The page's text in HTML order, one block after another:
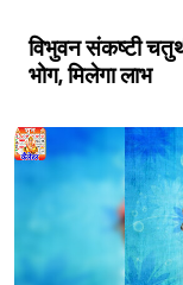
विभुवन संकष्टी
भोग, मिलेगा लाभ